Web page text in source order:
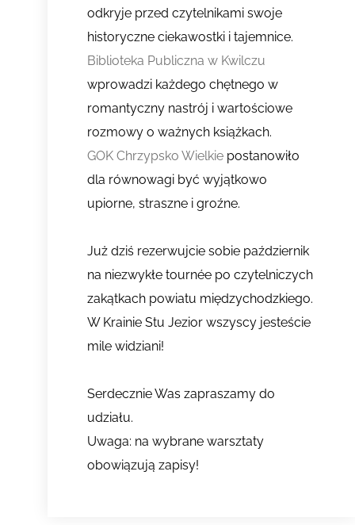
odkryje przed czytelnikami swoje
historyczne ciekawostki i tajemnice.
Biblioteka Publiczna w Kwilczu
wprowadzi każdego chętnego w
romantyczny nastrój i wartościowe
rozmowy o ważnych książkach.
GOK Chrzypsko Wielkie postanowiło
dla równowagi być wyjątkowo
upiorne, straszne i groźne.
Już dziś rezerwujcie sobie październik
na niezwykłe tournée po czytelniczych
zakątkach powiatu międzychodzkiego.
W Krainie Stu Jezior wszyscy jesteście
mile widziani!
Serdecznie Was zapraszamy do
udziału.
Uwaga: na wybrane warsztaty
obowiązują zapisy!